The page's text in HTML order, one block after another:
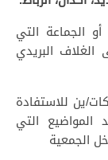
الجماعة التي
البريدي
ين للاستفادة
المواضيع التي
الجمعية